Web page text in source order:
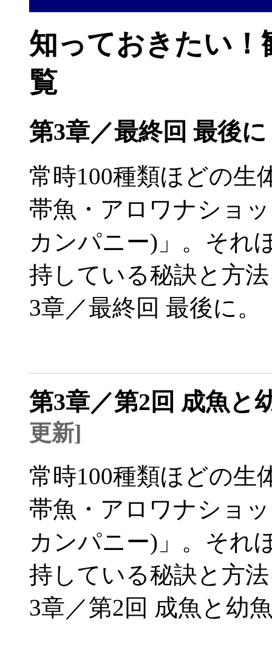
知っておきたい！
覧
第3章／最終回 最後
常時100種類ほどの生
帯魚・アロワナショ
カンパニー)」。それ
持している秘訣と方
3章／最終回 最後に。
第3章／第2回 成魚
更新]
常時100種類ほどの生
帯魚・アロワナショ
カンパニー)」。それ
持している秘訣と方
3章／第2回 成魚と幼